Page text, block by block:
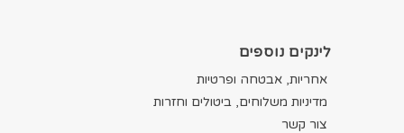
לינקים נוספים
אחריות, אבטחה ופרטיות
מדיניות משלוחים, ביטולים וחזרות
צור קשר